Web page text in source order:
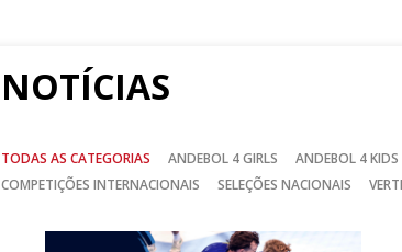
NOTÍCIAS
TODAS AS CATEGORIAS ANDEBOL 4 GIRLS ANDEBOL 4 KIDS
COMPETIÇÕES INTERNACIONAIS
SELEÇÕES NACIONAIS